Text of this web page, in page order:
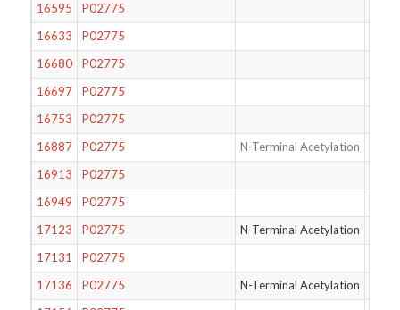
16595
P02775
16633
P02775
16680
P02775
16697
P02775
16753
P02775
16887
P02775 N-Terminal Acetylation
16913
P02775
16949
P02775
17123
P02775 N-Terminal Acetylation
17131
P02775
17136
P02775 N-Terminal Acetylation